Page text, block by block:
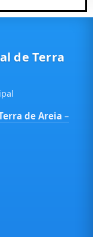
de Terra
de Areia –